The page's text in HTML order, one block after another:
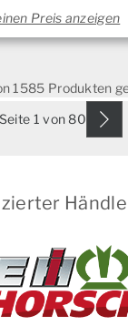
Preis anzeigen
1585 Produkten
Seite 1 von 80